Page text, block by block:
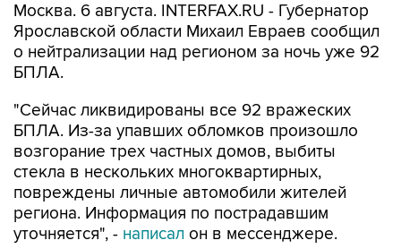
Москва. 6 августа. INTERFAX.RU - Губернатор
Ярославской области Михаил Евраев сообщил
о нейтрализации над регионом за ночь уже 92
БПЛА.
"Сейчас ликвидированы все 92 вражеских
БПЛА. Из-за упавших обломков произошло
возгорание трех частных домов, выбиты
стекла в нескольких многоквартирных,
повреждены личные автомобили жителей
региона. Информация по пострадавшим
уточняется", - написал он в мессенджере.